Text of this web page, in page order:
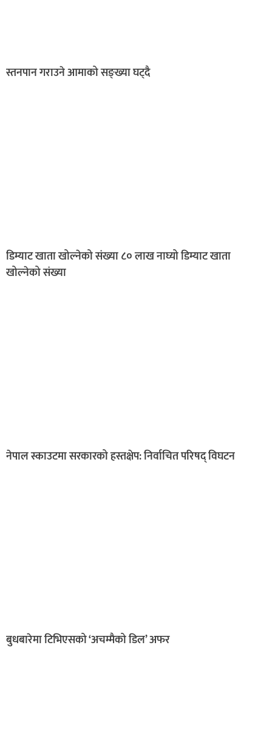
स्तनपान गराउने आमाको सङ्ख्या घट्दै
डिम्याट खाता खोल्नेको संख्या ८० लाख नाघ्यो डिम्याट खाता
खोल्नेको संख्या
नेपाल स्काउटमा सरकारको हस्तक्षेप: निर्वाचित परिषद् विघटन
बुधबारेमा टिभिएसको ‘अचम्मैको डिल’ अफर